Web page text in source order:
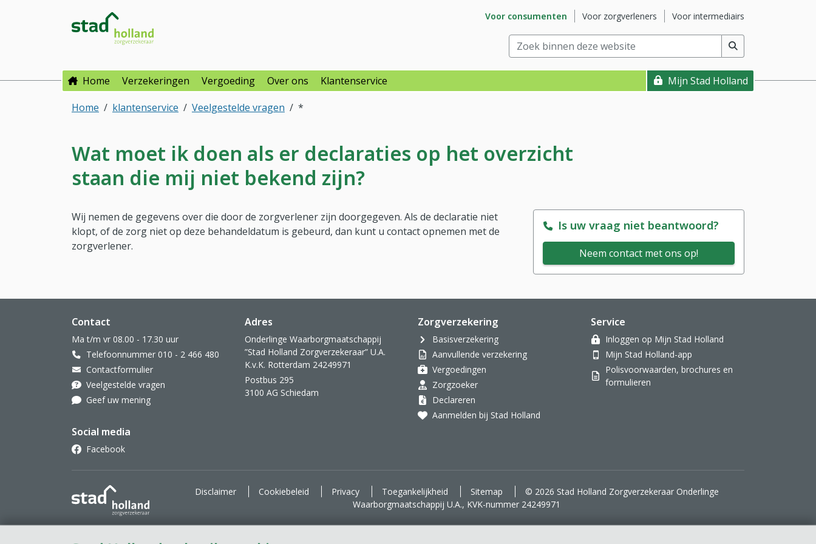
Direct naar hoofdinhoud
Direct naar hoofdmenu Ga naar subsite
Voor consumenten Ga naar subsite
Voor zorgverleners Ga naar subsite
Voor intermediairs
Zoek binnen deze website(min. 2 tekens)
Home Verzekeringen Vergoeding Over ons Klantenservice
Mijn Stad Holland
Home
klantenservice Veelgestelde vragen *
Wat moet ik doen als er declaraties op het overzicht
staan die mij niet bekend zijn?
Wij nemen de gegevens over die door de zorgverlener zijn doorgegeven. Als de declaratie niet
klopt, of de zorg niet op deze behandeldatum is gebeurd, dan kunt u contact opnemen met de
zorgverlener.
Is uw vraag niet beantwoord?
Neem contact met ons op!
Website footer
Contact
Ma t/m vr 08.00 - 17.30 uur
Telefoonnummer 010 - 2 466 480
Contactformulier
Veelgestelde vragen
Geef uw mening
Social media
Facebook
Adres
Onderlinge Waarborgmaatschappij
”Stad Holland Zorgverzekeraar” U.A.
K.v.K. Rotterdam 24249971
Postbus 295
3100 AG Schiedam
Zorgverzekering
Basisverzekering
Aanvullende verzekering
Vergoedingen
Zorgzoeker
Declareren
Aanmelden bij Stad Holland
Service
Inloggen op Mijn Stad Holland
Mijn Stad Holland-app
Polisvoorwaarden, brochures en
formulieren
Stad Holland Zorgverzekeraar
Disclaimer Cookiebeleid Privacy Toegankelijkheid Sitemap
© 2026 Stad Holland Zorgverzekeraar Onderlinge
Waarborgmaatschappij U.A., KVK-nummer 24249971